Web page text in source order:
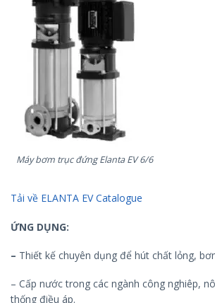
Máy bơm trục đứng Elanta EV 6/6
Tải về ELANTA EV Catalogue
ỨNG DỤNG:
– Thiết kế chuyên dụng để hút chất lỏng,
– Cấp nước trong các ngành công nghiêp,
thống điều áp.